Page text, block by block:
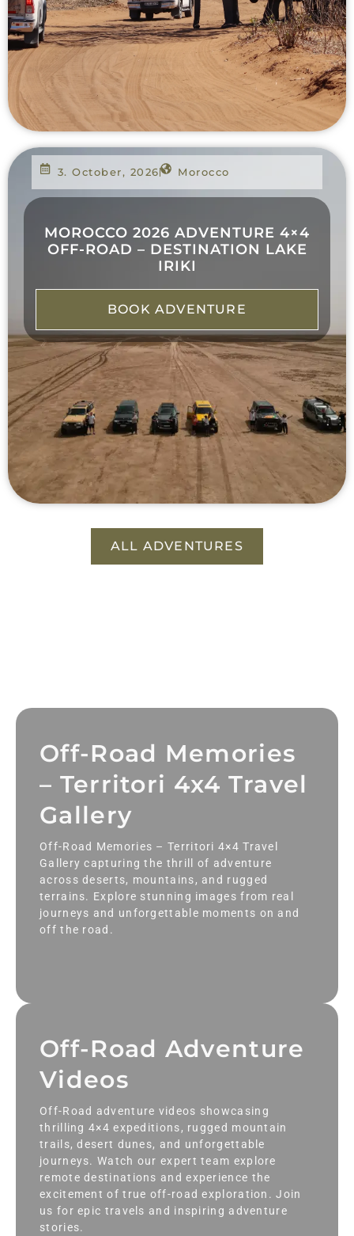
3. October, 2026 Morocco
MOROCCO 2026 ADVENTURE 4×4
OFF-ROAD – DESTINATION LAKE
IRIKI
BOOK ADVENTURE
ALL ADVENTURES
Off-Road Memories
– Territori 4x4 Travel
Gallery
Off-Road Memories – Territori 4×4 Travel
Gallery capturing the thrill of adventure
across deserts, mountains, and rugged
terrains. Explore stunning images from real
journeys and unforgettable moments on and
off the road.
Off-Road Adventure
Videos
Off-Road adventure videos showcasing
thrilling 4×4 expeditions, rugged mountain
trails, desert dunes, and unforgettable
journeys. Watch our expert team explore
remote destinations and experience the
excitement of true off-road exploration. Join
us for epic travels and inspiring adventure
stories.